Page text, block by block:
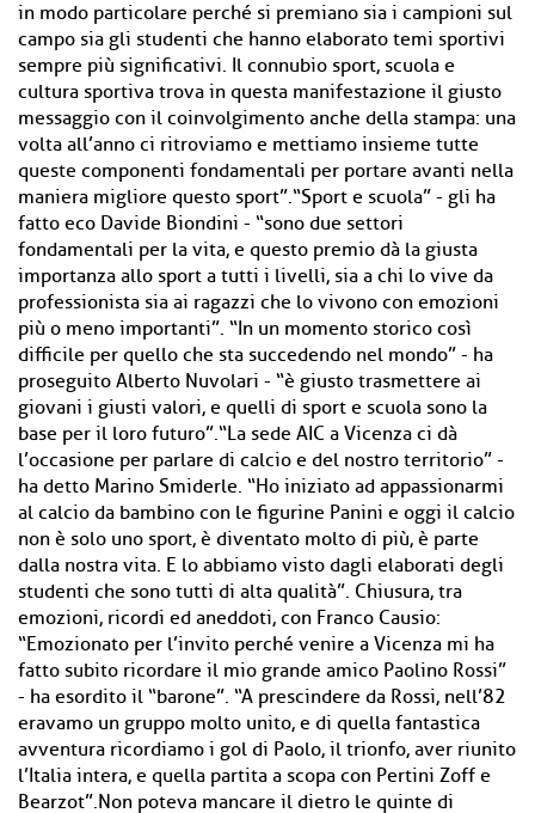
in modo particolare perché si premiano sia i campioni sul
campo sia gli studenti che hanno elaborato temi sportivi
sempre più significativi. Il connubio sport, scuola e
cultura sportiva trova in questa manifestazione il giusto
messaggio con il coinvolgimento anche della stampa: una
volta all’anno ci ritroviamo e mettiamo insieme tutte
queste componenti fondamentali per portare avanti nella
maniera migliore questo sport”.“Sport e scuola” - gli ha
fatto eco Davide Biondini - “sono due settori
fondamentali per la vita, e questo premio dà la giusta
importanza allo sport a tutti i livelli, sia a chi lo vive da
professionista sia ai ragazzi che lo vivono con emozioni
più o meno importanti”. “In un momento storico così
difficile per quello che sta succedendo nel mondo” - ha
proseguito Alberto Nuvolari - “è giusto trasmettere ai
giovani i giusti valori, e quelli di sport e scuola sono la
base per il loro futuro”.“La sede AIC a Vicenza ci dà
l’occasione per parlare di calcio e del nostro territorio” -
ha detto Marino Smiderle. “Ho iniziato ad appassionarmi
al calcio da bambino con le figurine Panini e oggi il calcio
non è solo uno sport, è diventato molto di più, è parte
dalla nostra vita. E lo abbiamo visto dagli elaborati degli
studenti che sono tutti di alta qualità”. Chiusura, tra
emozioni, ricordi ed aneddoti, con Franco Causio:
“Emozionato per l’invito perché venire a Vicenza mi ha
fatto subito ricordare il mio grande amico Paolino Rossi”
- ha esordito il “barone”. “A prescindere da Rossi, nell’82
eravamo un gruppo molto unito, e di quella fantastica
avventura ricordiamo i gol di Paolo, il trionfo, aver riunito
l’Italia intera, e quella partita a scopa con Pertini Zoff e
Bearzot”.Non poteva mancare il dietro le quinte di